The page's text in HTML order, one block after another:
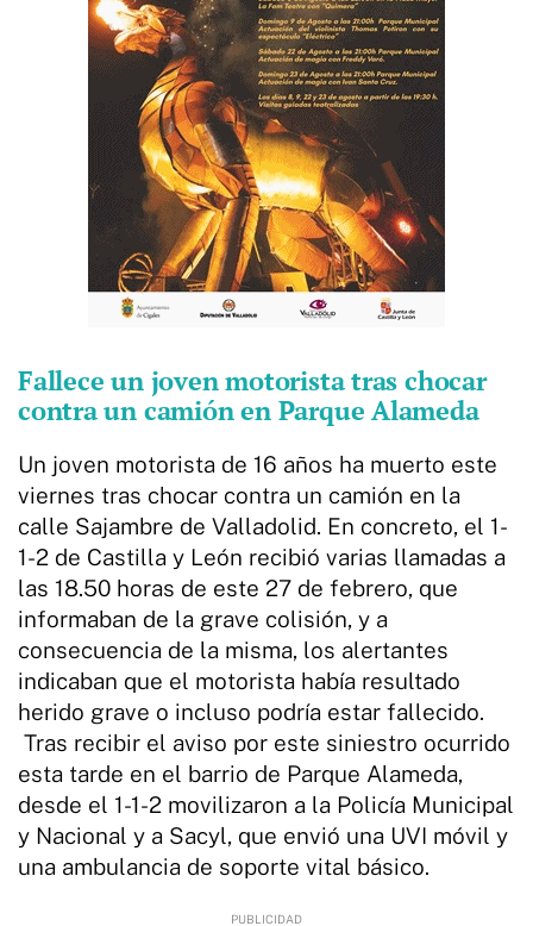
Fallece un joven motorista tras chocar
contra un camión en Parque Alameda
Un joven motorista de 16 años ha muerto este
viernes tras chocar contra un camión en la
calle Sajambre de Valladolid. En concreto, el 1-
1-2 de Castilla y León recibió varias llamadas a
las 18.50 horas de este 27 de febrero, que
informaban de la grave colisión, y a
consecuencia de la misma, los alertantes
indicaban que el motorista había resultado
herido grave o incluso podría estar fallecido.
Tras recibir el aviso por este siniestro ocurrido
esta tarde en el barrio de Parque Alameda,
desde el 1-1-2 movilizaron a la Policía Municipal
y Nacional y a Sacyl, que envió una UVI móvil y
una ambulancia de soporte vital básico.